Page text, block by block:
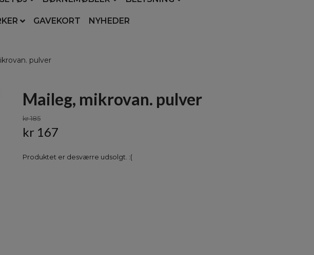
GAVEKORT NYHEDER
pulver
Maileg, mikrovan. pulver
kr 185
kr 167
Produktet er desværre udsolgt. :(